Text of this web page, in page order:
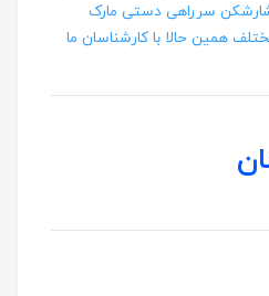
سرراهی دستی مارک
همین حالا با کارشناسان ما